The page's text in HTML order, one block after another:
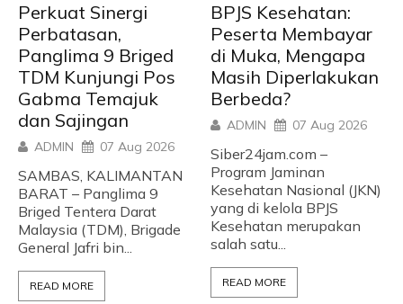
Perkuat Sinergi
Perbatasan,
Panglima 9 Briged
TDM Kunjungi Pos
Gabma Temajuk
dan Sajingan
ADMIN 07 Aug 2026
SAMBAS, KALIMANTAN
BARAT – Panglima 9
Briged Tentera Darat
Malaysia (TDM), Brigade
General Jafri bin...
READ MORE
BPJS Kesehatan:
Peserta Membayar
di Muka, Mengapa
Masih Diperlakukan
Berbeda?
ADMIN 07 Aug 2026
Siber24jam.com –
Program Jaminan
Kesehatan Nasional (JKN)
yang di kelola BPJS
Kesehatan merupakan
salah satu...
READ MORE